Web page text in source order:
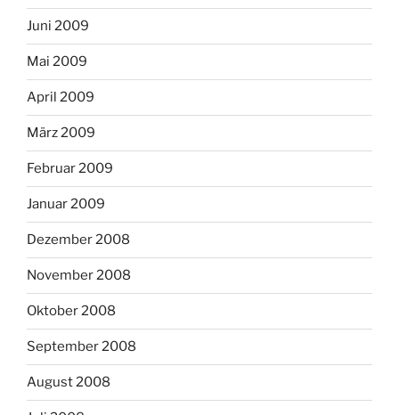
Juni 2009
Mai 2009
April 2009
März 2009
Februar 2009
Januar 2009
Dezember 2008
November 2008
Oktober 2008
September 2008
August 2008